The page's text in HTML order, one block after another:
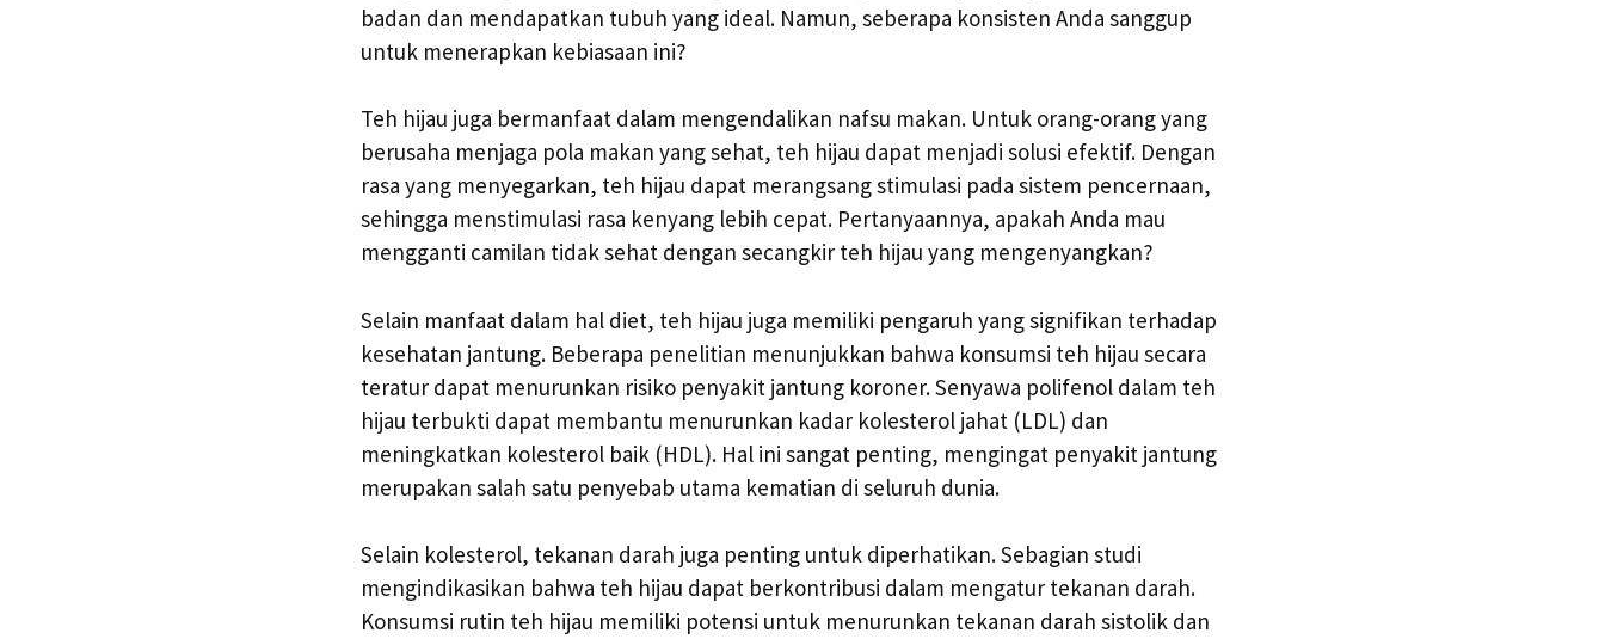
badan dan mendapatkan tubuh yang ideal. Namun, seberapa konsisten Anda sanggup
untuk menerapkan kebiasaan ini?
Teh hijau juga bermanfaat dalam mengendalikan nafsu makan. Untuk orang-orang yang
berusaha menjaga pola makan yang sehat, teh hijau dapat menjadi solusi efektif. Dengan
rasa yang menyegarkan, teh hijau dapat merangsang stimulasi pada sistem pencernaan,
sehingga menstimulasi rasa kenyang lebih cepat. Pertanyaannya, apakah Anda mau
mengganti camilan tidak sehat dengan secangkir teh hijau yang mengenyangkan?
Selain manfaat dalam hal diet, teh hijau juga memiliki pengaruh yang signifikan terhadap
kesehatan jantung. Beberapa penelitian menunjukkan bahwa konsumsi teh hijau secara
teratur dapat menurunkan risiko penyakit jantung koroner. Senyawa polifenol dalam teh
hijau terbukti dapat membantu menurunkan kadar kolesterol jahat (LDL) dan
meningkatkan kolesterol baik (HDL). Hal ini sangat penting, mengingat penyakit jantung
merupakan salah satu penyebab utama kematian di seluruh dunia.
Selain kolesterol, tekanan darah juga penting untuk diperhatikan. Sebagian studi
mengindikasikan bahwa teh hijau dapat berkontribusi dalam mengatur tekanan darah.
Konsumsi rutin teh hijau memiliki potensi untuk menurunkan tekanan darah sistolik dan